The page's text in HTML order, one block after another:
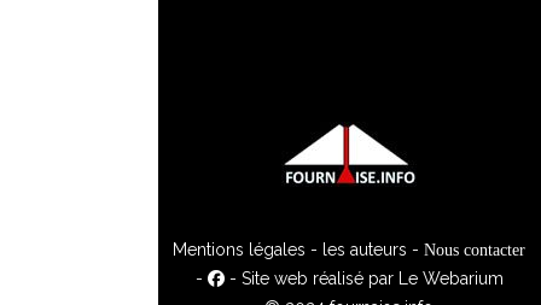
Mentions légales - les auteurs -Nous contacter
- - Site web réalisé par Le Webarium